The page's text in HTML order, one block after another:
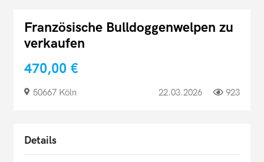
Französische Bulldoggenwelpen zu
verkaufen
470,00 €
50667 Köln 22.03.2026 923
Details